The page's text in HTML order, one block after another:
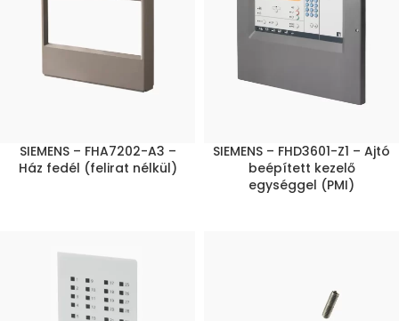
SIEMENS – FHA7202-A3 –
Ház fedél (felirat nélkül)
SIEMENS – FHD3601-Z1 – Ajtó
beépített kezelő
egységgel (PMI)